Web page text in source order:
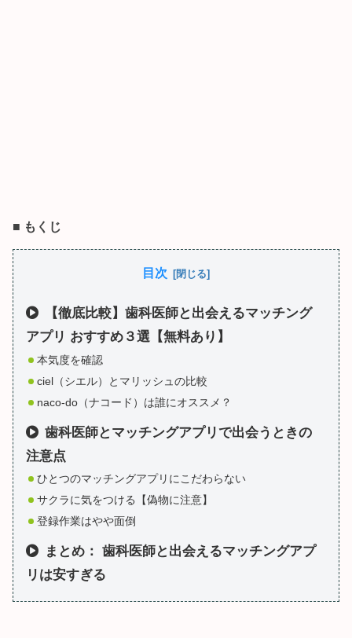
■ もくじ
目次
【徹底比較】歯科医師と出会えるマッチング
アプリ おすすめ３選【無料あり】
本気度を確認
ciel（シエル）とマリッシュの比較
naco-do（ナコード）は誰にオススメ？
歯科医師とマッチングアプリで出会うときの
注意点
ひとつのマッチングアプリにこだわらない
サクラに気をつける【偽物に注意】
登録作業はやや面倒
まとめ： 歯科医師と出会えるマッチングアプ
リは安すぎる